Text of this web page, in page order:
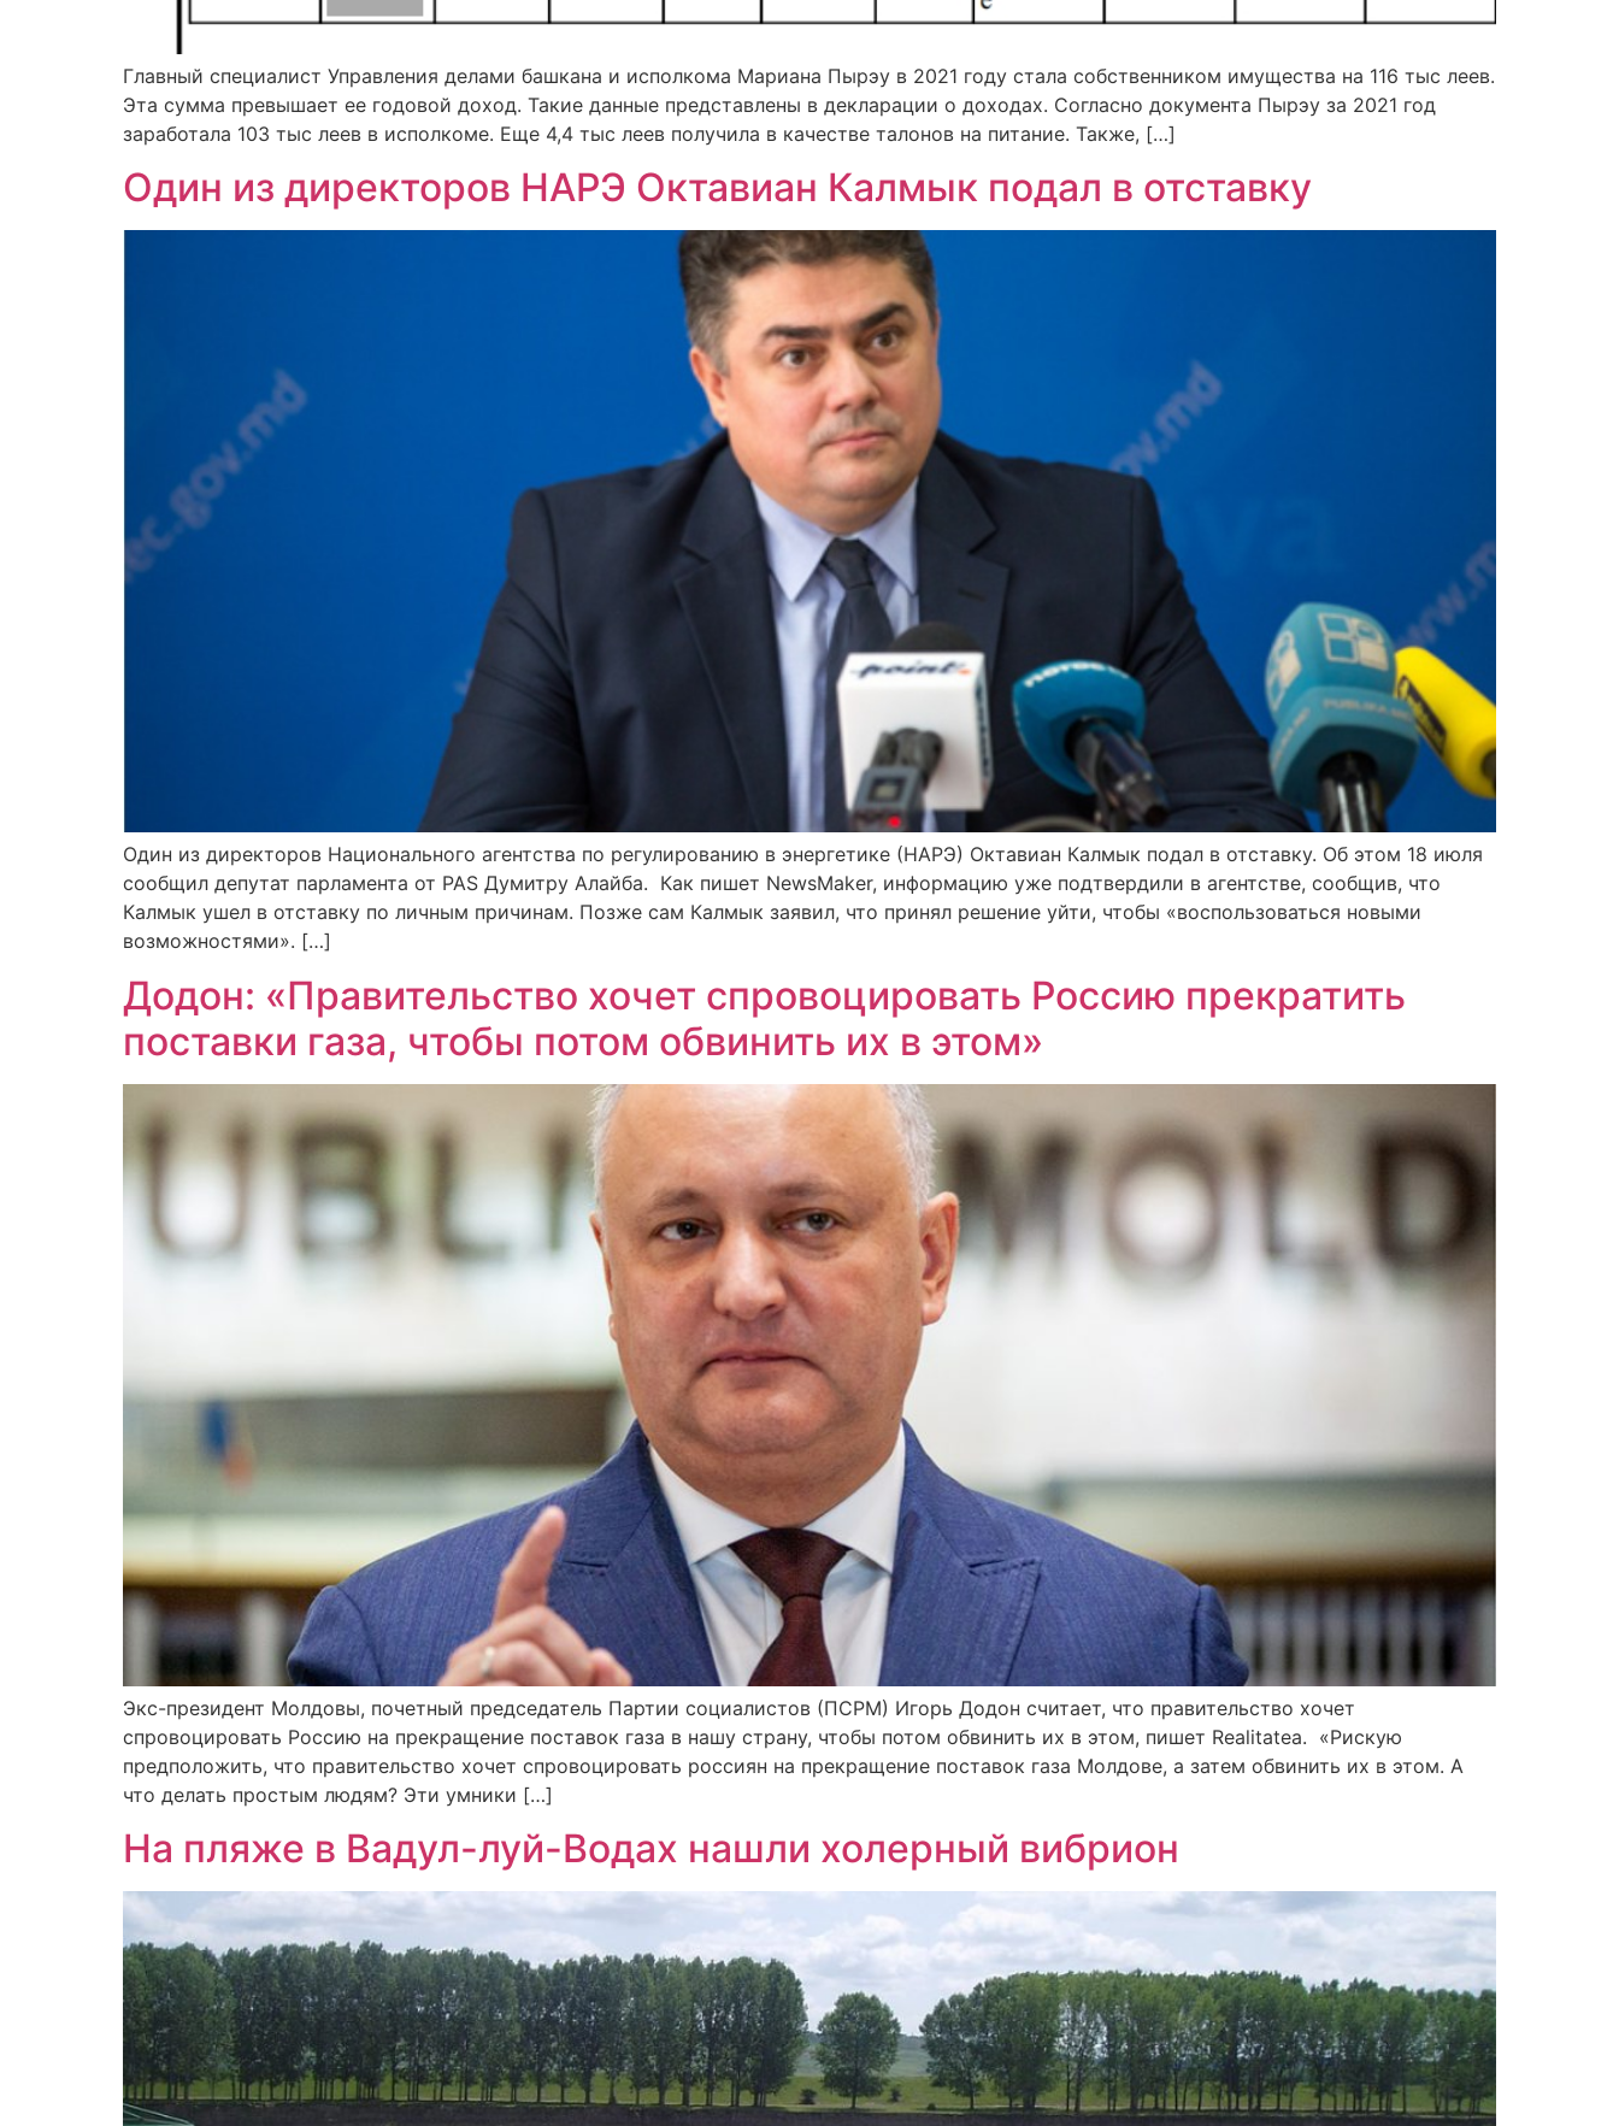
Главный специалист Управления делами башкана и исполкома Мариана Пырэу в 2021 году стала собственником имущества на 116 тыс леев.
Эта сумма превышает ее годовой доход. Такие данные представлены в декларации о доходах. Согласно документа Пырэу за 2021 год
заработала 103 тыс леев в исполкоме. Еще 4,4 тыс леев получила в качестве талонов на питание. Также, […]
Один из директоров НАРЭ Октавиан Калмык подал в отставку
Один из директоров Национального агентства по регулированию в энергетике (НАРЭ) Октавиан Калмык подал в отставку. Об этом 18 июля
сообщил депутат парламента от PAS Думитру Алайба. Как пишет NewsMaker, информацию уже подтвердили в агентстве, сообщив, что
Калмык ушел в отставку по личным причинам. Позже сам Калмык заявил, что принял решение уйти, чтобы «воспользоваться новыми
возможностями». […]
Додон: «Правительство хочет спровоцировать Россию прекратить
поставки газа, чтобы потом обвинить их в этом»
Экс-президент Молдовы, почетный председатель Партии социалистов (ПСРМ) Игорь Додон считает, что правительство хочет
спровоцировать Россию на прекращение поставок газа в нашу страну, чтобы потом обвинить их в этом, пишет Realitatea. «Рискую
предположить, что правительство хочет спровоцировать россиян на прекращение поставок газа Молдове, а затем обвинить их в этом. А
что делать простым людям? Эти умники […]
На пляже в Вадул-луй-Водах нашли холерный вибрион